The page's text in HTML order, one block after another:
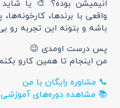
انیمیشن بوده؟ 🎨 یا
واقعی با برندها،
باشه و بتونه این تجربه رو
پس درست اومدی 😉
من اینجام تا همین کارو
📞 مشاوره رایگان با من
📚 مشاهده دوره‌های